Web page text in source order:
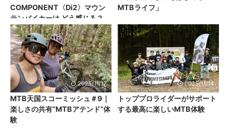
COMPONENT〈Di2〉マウン
テンバイカーは どう感じる？
MTBライフ」
2025/11/17
MTB天国スコーミッシュ＃9｜
楽しさの共有“MTBアテンド”体
験
2025/11/14
トッププロライダーがサポート
する最高に楽しいMTB体験